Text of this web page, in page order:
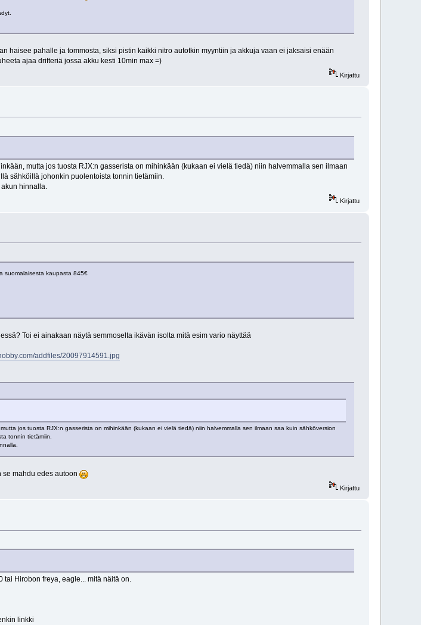
haisee pahalle ja tommosta, siksi pistin kaikki nitro autotkin myyntiin ja akkuja vaan ei jaksaisi enään
ajaa drifteriä jossa akku kesti 10min max =)
Kirjattu
mutta jos tuosta RJX:n gasserista on mihinkään (kukaan ei vielä tiedä) niin halvemmalla sen ilmaan
sähköillä johonkin puolentoista tonnin tietämiin.
hinnalla.
Kirjattu
suomalaisesta kaupasta 845€
Toi ei ainakaan näytä semmoselta ikävän isolta mitä esim vario näyttää
addfiles/20097914591.jpg
jos tuosta RJX:n gasserista on mihinkään (kukaan ei vielä tiedä) niin halvemmalla sen ilmaan saa kuin sähköversion
tonnin tietämiin.
mahdu edes autoon
Kirjattu
tai Hirobon freya, eagle... mitä näitä on.
linkki